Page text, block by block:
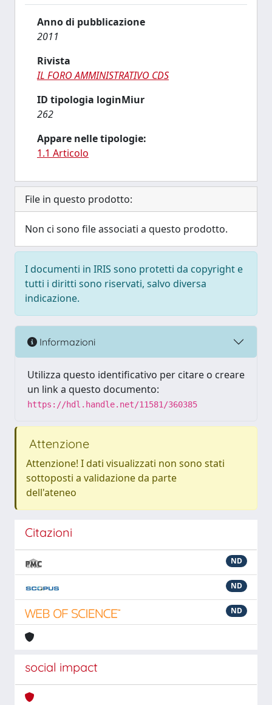
Anno di pubblicazione
2011
Rivista
IL FORO AMMINISTRATIVO CDS
ID tipologia loginMiur
262
Appare nelle tipologie:
1.1 Articolo
File in questo prodotto:
Non ci sono file associati a questo prodotto.
I documenti in IRIS sono protetti da copyright e
tutti i diritti sono riservati, salvo diversa
indicazione.
Informazioni
Utilizza questo identificativo per citare o creare
un link a questo documento:
https://hdl.handle.net/11581/360385
Attenzione
Attenzione! I dati visualizzati non sono stati
sottoposti a validazione da parte
dell'ateneo
Citazioni
ND
ND
ND
social impact